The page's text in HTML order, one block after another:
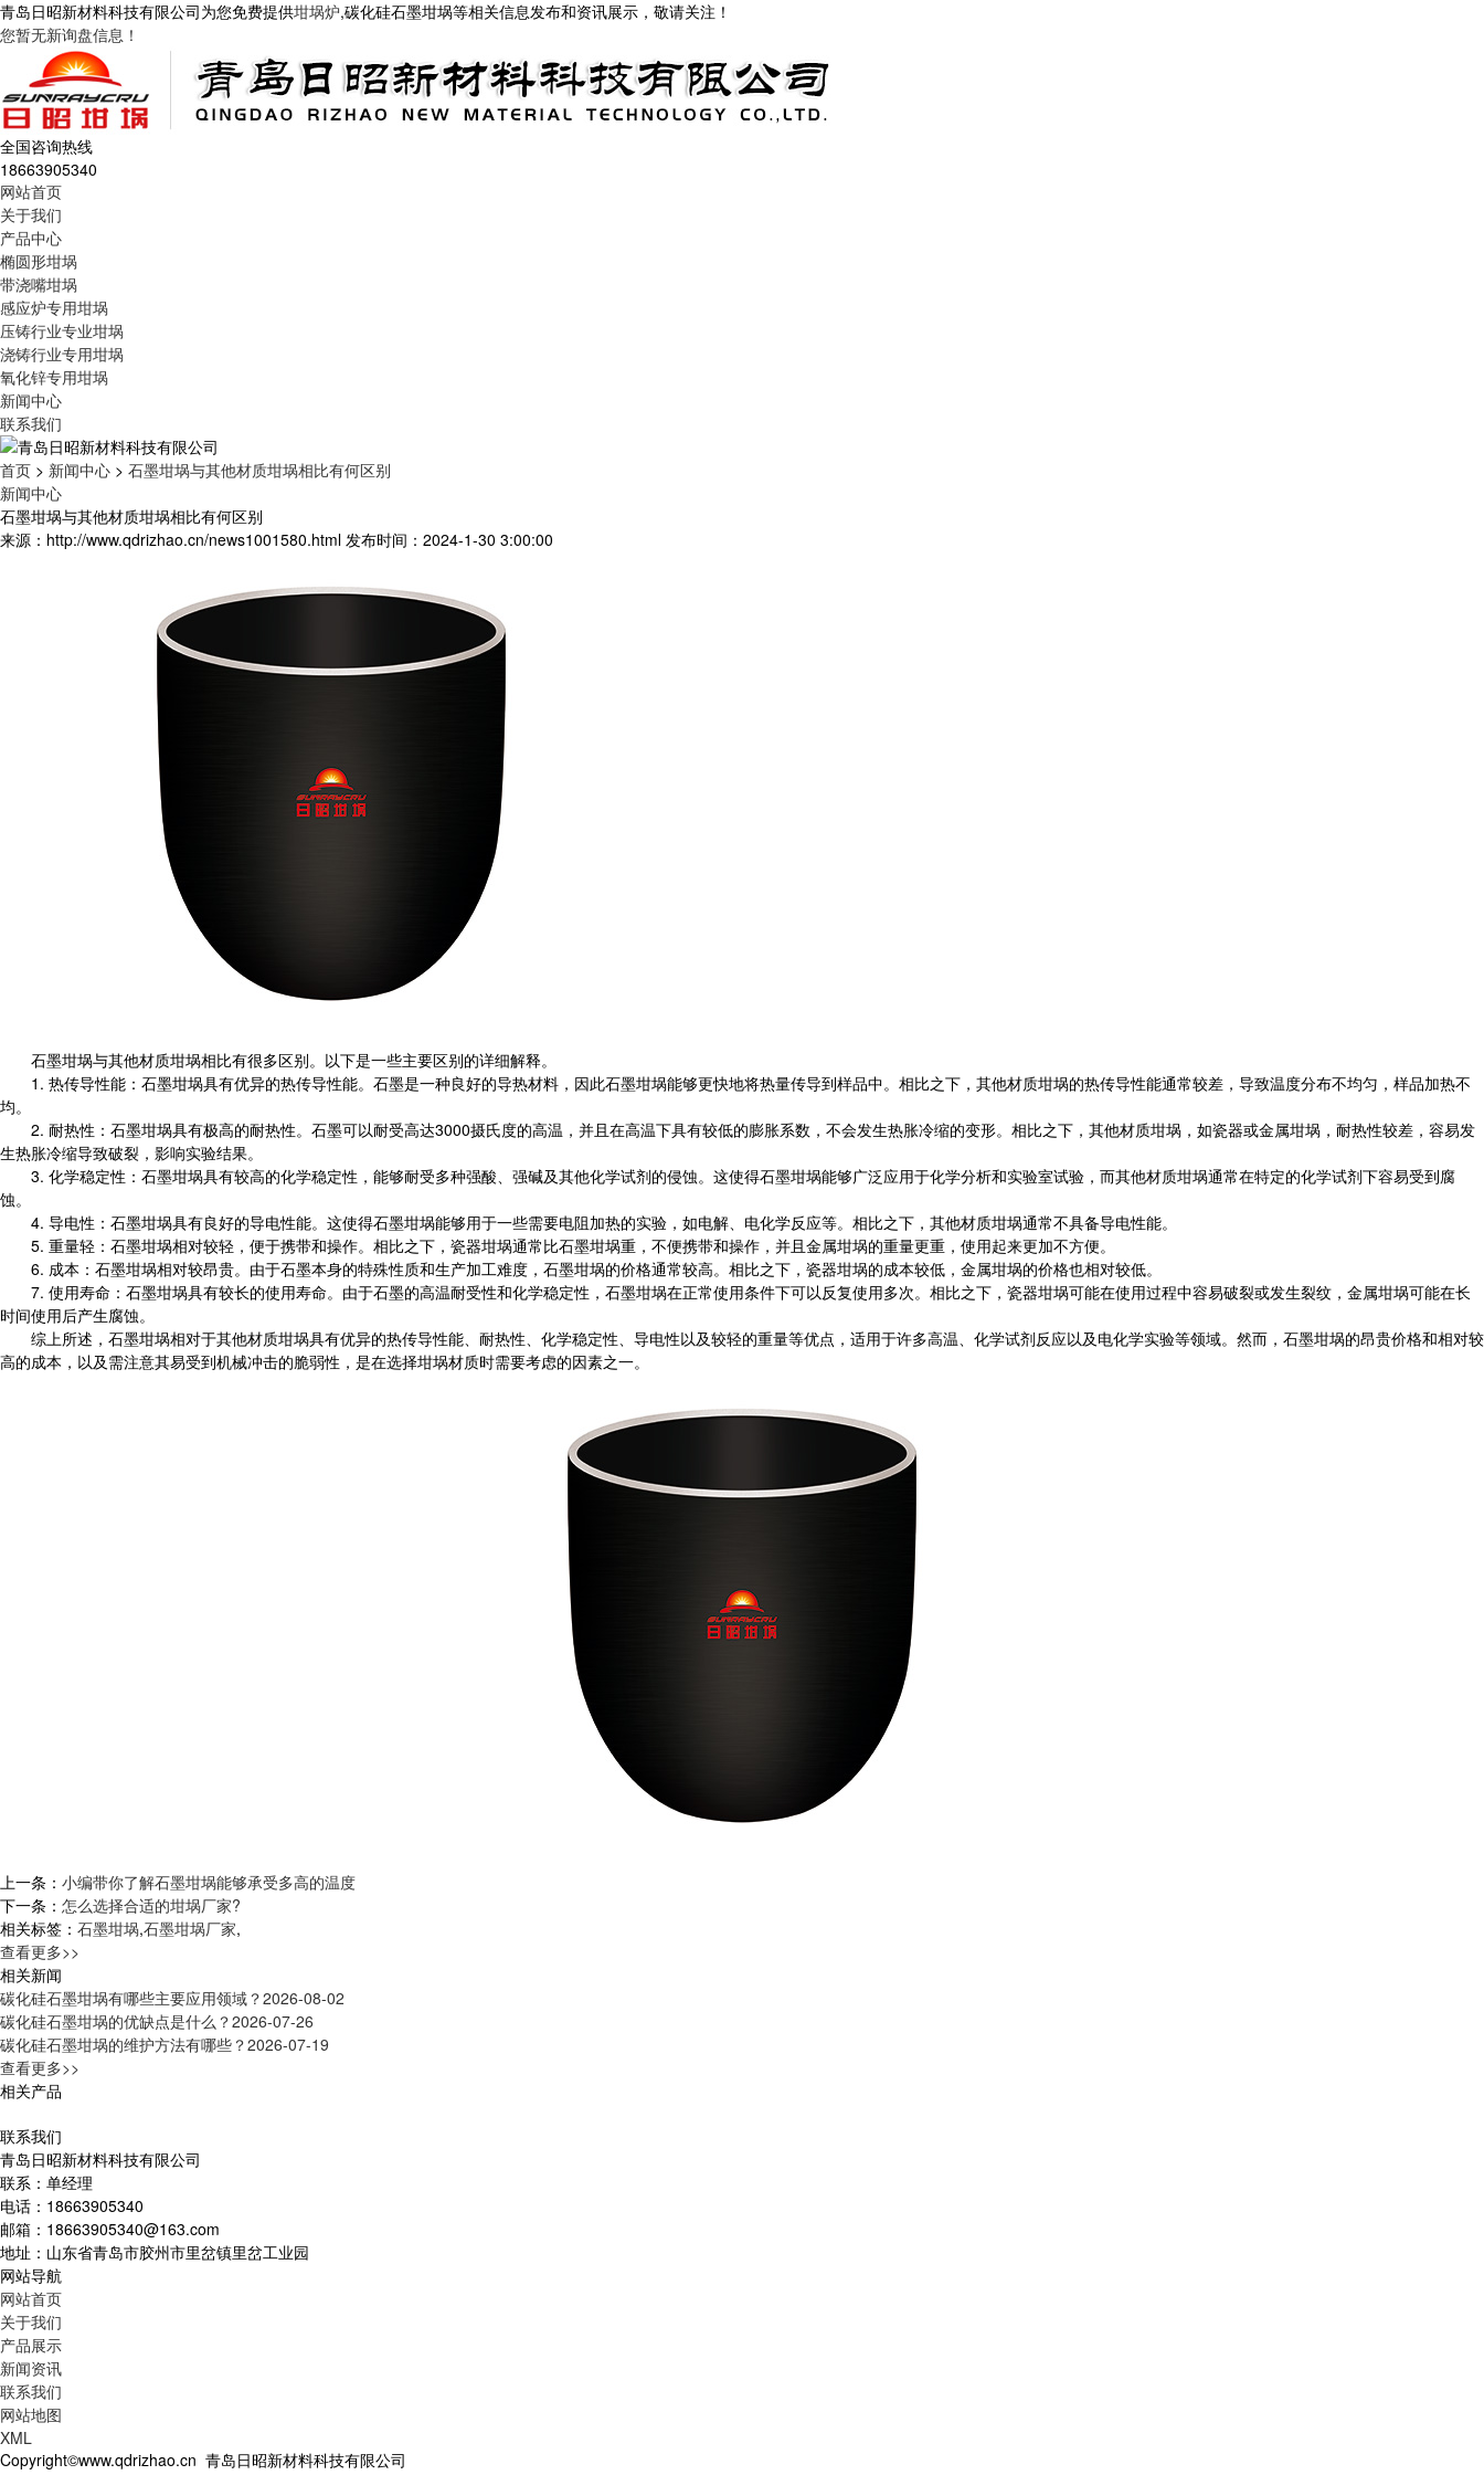
青岛日昭新材料科技有限公司为您免费提供坩埚炉,碳化硅石墨坩埚等相关信息发布和资讯展示，敬请关注！
您暂无新询盘信息！
全国咨询热线
18663905340
网站首页
关于我们
产品中心
椭圆形坩埚
带浇嘴坩埚
感应炉专用坩埚
压铸行业专业坩埚
浇铸行业专用坩埚
氧化锌专用坩埚
新闻中心
联系我们
首页 > 新闻中心 > 石墨坩埚与其他材质坩埚相比有何区别
新闻中心
石墨坩埚与其他材质坩埚相比有何区别
来源：http://www.qdrizhao.cn/news1001580.html 发布时间：2024-1-30 3:00:00
石墨坩埚与其他材质坩埚相比有很多区别。以下是一些主要区别的详细解释。
1. 热传导性能：石墨坩埚具有优异的热传导性能。石墨是一种良好的导热材料，因此石墨坩埚能够更快地将热量传导到样品中。相比之下，其他材质坩埚的热传导性能通常较差，导致温度分布不均匀，样品加热不
均。
2. 耐热性：石墨坩埚具有极高的耐热性。石墨可以耐受高达3000摄氏度的高温，并且在高温下具有较低的膨胀系数，不会发生热胀冷缩的变形。相比之下，其他材质坩埚，如瓷器或金属坩埚，耐热性较差，容易发
生热胀冷缩导致破裂，影响实验结果。
3. 化学稳定性：石墨坩埚具有较高的化学稳定性，能够耐受多种强酸、强碱及其他化学试剂的侵蚀。这使得石墨坩埚能够广泛应用于化学分析和实验室试验，而其他材质坩埚通常在特定的化学试剂下容易受到腐
蚀。
4. 导电性：石墨坩埚具有良好的导电性能。这使得石墨坩埚能够用于一些需要电阻加热的实验，如电解、电化学反应等。相比之下，其他材质坩埚通常不具备导电性能。
5. 重量轻：石墨坩埚相对较轻，便于携带和操作。相比之下，瓷器坩埚通常比石墨坩埚重，不便携带和操作，并且金属坩埚的重量更重，使用起来更加不方便。
6. 成本：石墨坩埚相对较昂贵。由于石墨本身的特殊性质和生产加工难度，石墨坩埚的价格通常较高。相比之下，瓷器坩埚的成本较低，金属坩埚的价格也相对较低。
7. 使用寿命：石墨坩埚具有较长的使用寿命。由于石墨的高温耐受性和化学稳定性，石墨坩埚在正常使用条件下可以反复使用多次。相比之下，瓷器坩埚可能在使用过程中容易破裂或发生裂纹，金属坩埚可能在长
时间使用后产生腐蚀。
综上所述，石墨坩埚相对于其他材质坩埚具有优异的热传导性能、耐热性、化学稳定性、导电性以及较轻的重量等优点，适用于许多高温、化学试剂反应以及电化学实验等领域。然而，石墨坩埚的昂贵价格和相对较
高的成本，以及需注意其易受到机械冲击的脆弱性，是在选择坩埚材质时需要考虑的因素之一。
上一条： 小编带你了解石墨坩埚能够承受多高的温度
下一条： 怎么选择合适的坩埚厂家?
相关标签： 石墨坩埚,石墨坩埚厂家,
查看更多>>
相关新闻
碳化硅石墨坩埚有哪些主要应用领域？2026-08-02
碳化硅石墨坩埚的优缺点是什么？2026-07-26
碳化硅石墨坩埚的维护方法有哪些？2026-07-19
查看更多>>
相关产品
联系我们
青岛日昭新材料科技有限公司
联系：单经理
电话：18663905340
邮箱：18663905340@163.com
地址：山东省青岛市胶州市里岔镇里岔工业园
网站导航
网站首页
关于我们
产品展示
新闻资讯
联系我们
网站地图
XML
Copyright©www.qdrizhao.cn 青岛日昭新材料科技有限公司